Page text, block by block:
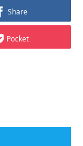
Share
Pocket